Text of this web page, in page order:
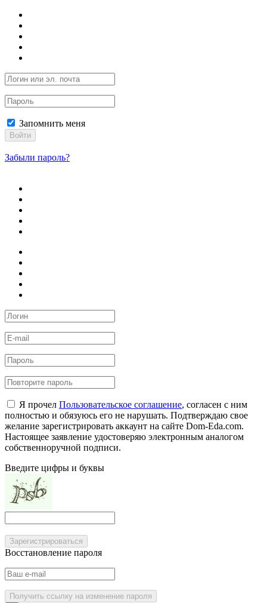
Запомнить меня
Войти
Забыли пароль?
Я прочел Пользовательское соглашение, согласен с ним
полностью и обязуюсь его не нарушать. Подтверждаю свое
желание зарегистрировать аккаунт на сайте Dom-Eda.com.
Настоящее заявление удостоверяю электронным аналогом
собственноручной подписи.
Введите цифры и буквы
Зарегистрироваться
Восстановление пароля
Получить ссылку на изменение пароля